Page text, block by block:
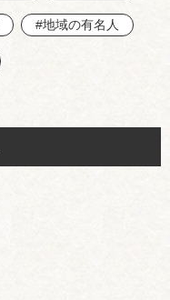
#地域の有名人